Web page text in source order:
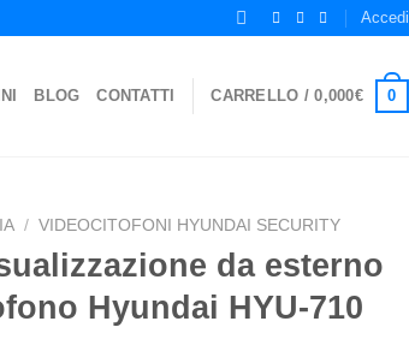
Accedi
BLOG CONTATTI CARRELLO /0,000€ 0
/ VIDEOCITOFONI HYUNDAI SECURITY
da esterno
Hyundai HYU-710